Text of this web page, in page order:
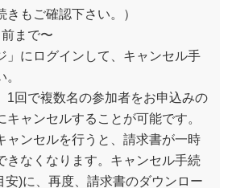
きもご確認下さい。）
まで〜
」にログインして、キャンセル手
1回で複数名の参加者をお申込みの
キャンセルすることが可能です。
ャンセルを行うと、請求書が一時
きなくなります。キャンセル手続
安)に、再度、請求書のダウンロー